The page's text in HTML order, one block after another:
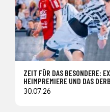
ZEIT FÜR DAS BESONDERE:
HEIMPREMIERE UND DAS
30.07.26